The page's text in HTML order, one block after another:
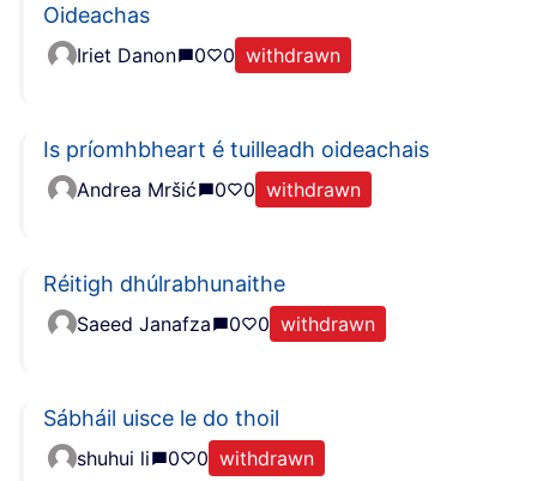
Oideachas
Iriet Danon 0 0 withdrawn
Is príomhbheart é tuilleadh oideachais
Andrea Mršić 0 0 withdrawn
Réitigh dhúlrabhunaithe
Saeed Janafza 0 0 withdrawn
Sábháil uisce le do thoil
shuhui li 0 0 withdrawn